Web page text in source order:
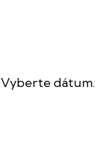
Vyberte dátum.